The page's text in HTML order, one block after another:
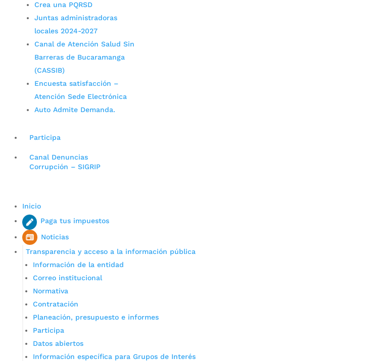
Crea una PQRSD
Juntas administradoras
locales 2024-2027
Canal de Atención Salud Sin
Barreras de Bucaramanga
(CASSIB)
Encuesta satisfacción –
Atención Sede Electrónica
Auto Admite Demanda.
Participa
Canal Denuncias
Corrupción – SIGRIP
Inicio
Paga tus impuestos
Noticias
Transparencia y acceso a la información pública
Información de la entidad
Correo institucional
Normativa
Contratación
Planeación, presupuesto e informes
Participa
Datos abiertos
Información específica para Grupos de Interés